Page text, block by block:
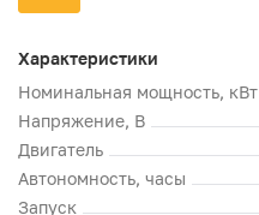
Характеристики
Номинальная мощность, кВт
Напряжение, В
Двигатель
Автономность, часы
Запуск